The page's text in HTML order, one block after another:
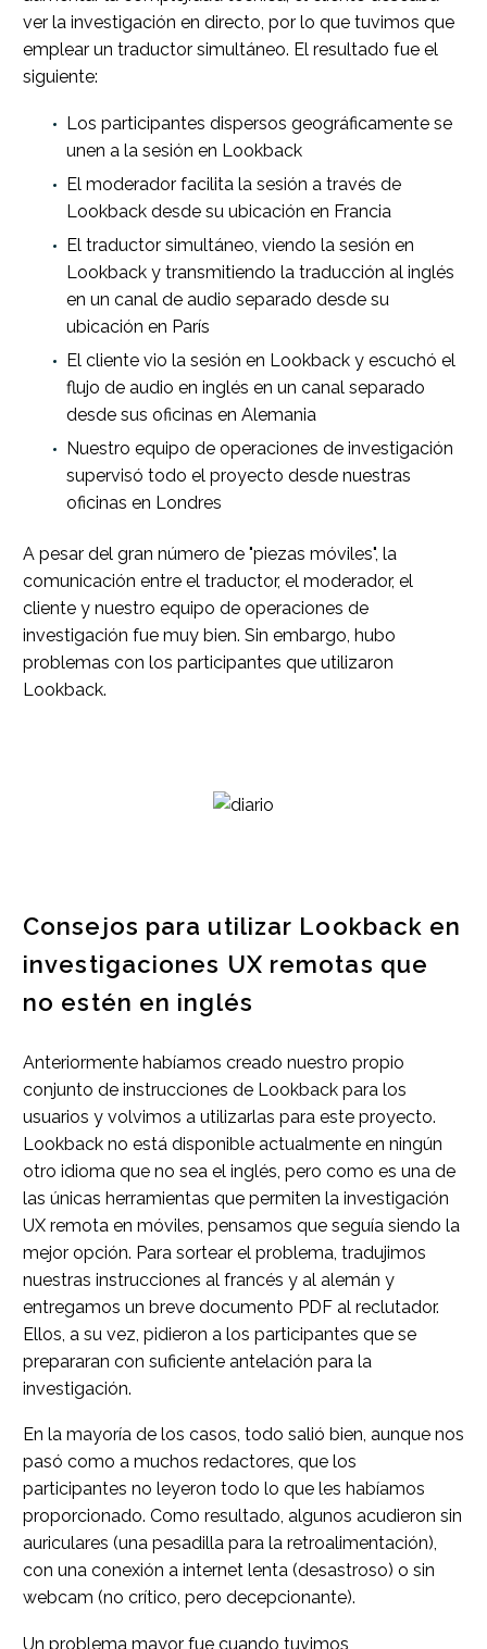
ver la investigación en directo, por lo que tuvimos que
emplear un traductor simultáneo. El resultado fue el
siguiente:
Los participantes dispersos geográficamente se
unen a la sesión en Lookback
El moderador facilita la sesión a través de
Lookback desde su ubicación en Francia
El traductor simultáneo, viendo la sesión en
Lookback y transmitiendo la traducción al inglés
en un canal de audio separado desde su
ubicación en París
El cliente vio la sesión en Lookback y escuchó el
flujo de audio en inglés en un canal separado
desde sus oficinas en Alemania
Nuestro equipo de operaciones de investigación
supervisó todo el proyecto desde nuestras
oficinas en Londres
A pesar del gran número de "piezas móviles", la
comunicación entre el traductor, el moderador, el
cliente y nuestro equipo de operaciones de
investigación fue muy bien. Sin embargo, hubo
problemas con los participantes que utilizaron
Lookback.
Consejos para utilizar Lookback en
investigaciones UX remotas que
no estén en inglés
Anteriormente habíamos creado nuestro propio
conjunto de instrucciones de Lookback para los
usuarios y volvimos a utilizarlas para este proyecto.
Lookback no está disponible actualmente en ningún
otro idioma que no sea el inglés, pero como es una de
las únicas herramientas que permiten la investigación
UX remota en móviles, pensamos que seguía siendo la
mejor opción. Para sortear el problema, tradujimos
nuestras instrucciones al francés y al alemán y
entregamos un breve documento PDF al reclutador.
Ellos, a su vez, pidieron a los participantes que se
prepararan con suficiente antelación para la
investigación.
En la mayoría de los casos, todo salió bien, aunque nos
pasó como a muchos redactores, que los
participantes no leyeron todo lo que les habíamos
proporcionado. Como resultado, algunos acudieron sin
auriculares (una pesadilla para la retroalimentación),
con una conexión a internet lenta (desastroso) o sin
webcam (no crítico, pero decepcionante).
Un problema mayor fue cuando tuvimos